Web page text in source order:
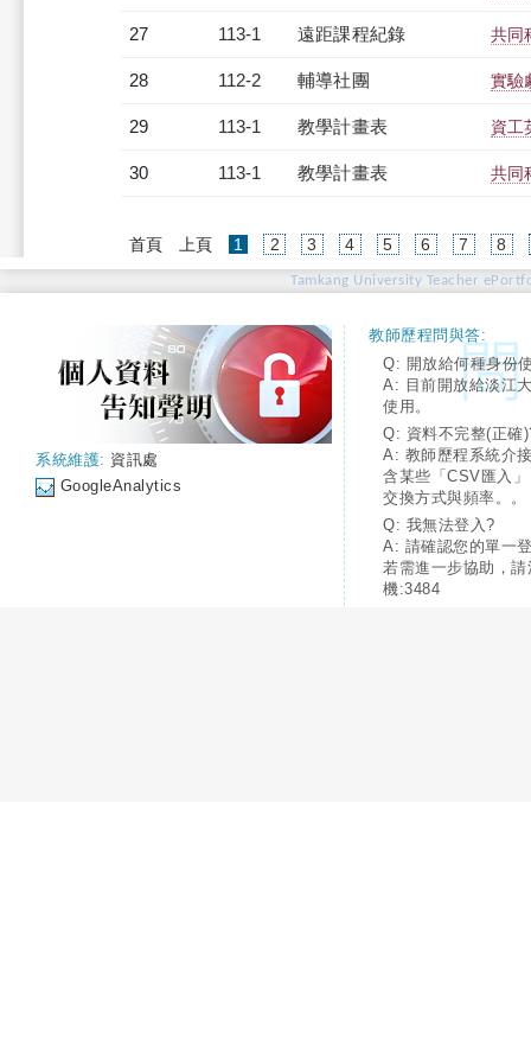
27 113-1 遠距課程紀錄 共同
28 112-2 輔導社團 實驗
29 113-1 教學計畫表 資工
30 113-1 教學計畫表 共同
首頁 上頁 1 (current)
2 3 4 5 6 7 8
Tamkang University Teacher
系統維護: 資訊處
GoogleAnalytics
教師歷程問與答:
Q: 開放給何種身份
A: 目前開放給淡江
使用。
Q: 資料不完整(正確
A: 教師歷程系統介
含某些「CSV匯入
交換方式與頻率。。
Q: 我無法登入?
A: 請確認您的單一
若需進一步協助，
機:3484